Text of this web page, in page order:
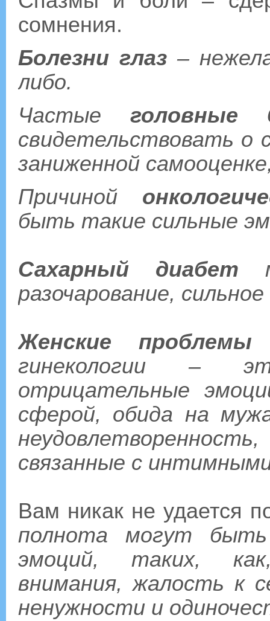
сомнения.
Болезни глаз–
либо.
Частыеголовные
свидетельствовать о
заниженной
Причиной
быть такие сильные
Сахарный диабет
разочарование,
Женские проблемы
гинекологии –
отрицательные
сферой, обида на
связанные с
Вам никак не удается
полнота могут
эмоций, таких,
внимания, жалость к
ненужности и